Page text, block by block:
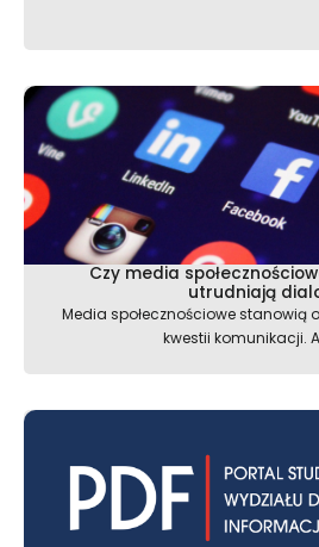
Czy media
utrudniają
Media społecznościowe stanowią
kwestii komunikacji.